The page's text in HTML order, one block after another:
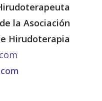
la Asociación
Hirudoterapia